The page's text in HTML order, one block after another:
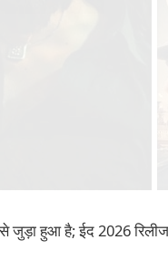
जुड़ा हुआ है; ईद 2026